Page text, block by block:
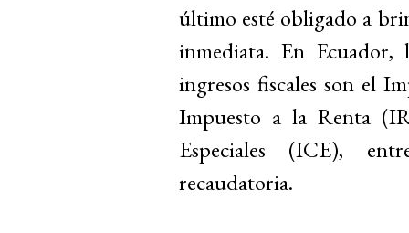
último esté obligado a
inmediata. En Ecuador,
ingresos fiscales son el
Impuesto a la Renta
Especiales (ICE),
recaudatoria.